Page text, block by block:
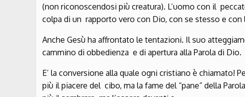
(non riconoscendosi più creatura). L’uomo con il
colpa di un rapporto vero con Dio, con se stesso e con
Anche Gesù ha affrontato le tentazioni. Il suo
cammino di obbedienza e di apertura alla Parola di Dio.
E’ la conversione alla quale ogni cristiano è chiamato!
più il piacere del cibo, ma la fame del “pane” della